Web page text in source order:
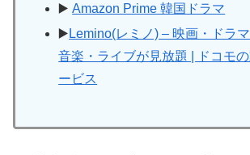
▶️Amazon Prime 韓国ドラマ
▶️ Lemino(レミノ) – 映画・ドラ
音楽・ライブが見放題 | ドコモ
ービス